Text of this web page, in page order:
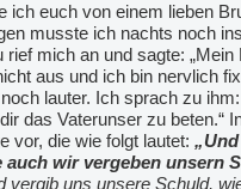
ich euch von einem lieben
musste ich nachts noch
mich an und sagte: „Mein
aus und ich bin nervlich
lauter. Ich sprach zu ihm:
das Vaterunser zu beten.“
vor, die wie folgt lautet:
auch wir vergeben unsern
vergib uns unsere Schuld,